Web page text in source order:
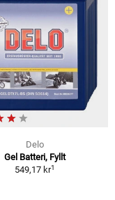
Delo
Gel Batteri, Fyllt
549,17 kr1